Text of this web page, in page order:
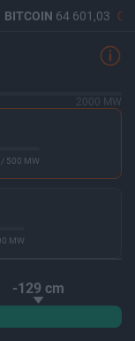
BITCOIN64 601,03 0%
2000 MW
/ 500 MW
MW
-129 cm